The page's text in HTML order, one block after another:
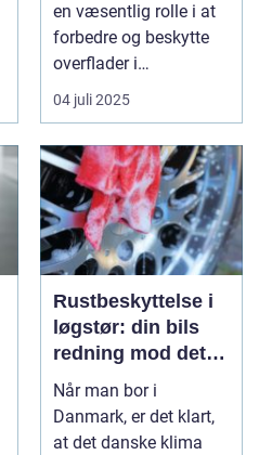
en væsentlig rolle i at
forbedre og beskytte
overflader i
forskellige...
04 juli 2025
Rustbeskyttelse i
løgstør: din bils
redning mod det
danske klima
Når man bor i
Danmark, er det klart,
at det danske klima